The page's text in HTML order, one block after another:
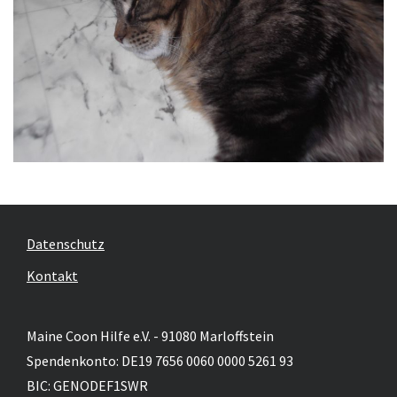
Datenschutz
Kontakt
Maine Coon Hilfe e.V. - 91080 Marloffstein
Spendenkonto: DE19 7656 0060 0000 5261 93
BIC: GENODEF1SWR